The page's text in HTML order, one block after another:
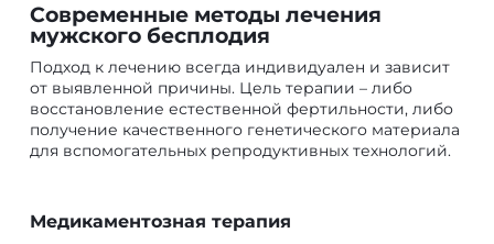
Современные методы лечения
мужского бесплодия
Подход к лечению всегда индивидуален и зависит
от выявленной причины. Цель терапии – либо
восстановление естественной фертильности, либо
получение качественного генетического материала
для вспомогательных репродуктивных технологий.
Медикаментозная терапия